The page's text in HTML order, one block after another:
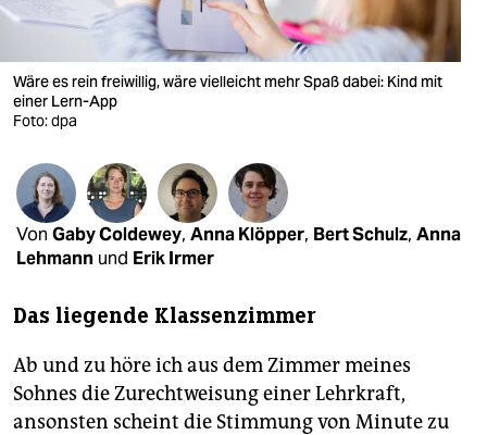
verlag
verlag
veranstaltungen
shop
fragen & hilfe
unterstützen
genossenschaft
epaper login
Wäre es rein freiwillig, wäre vielleicht mehr Spaß dabei: Kind mit
einer Lern-App
Foto: dpa
Von Gaby Coldewey, Anna Klöpper, Bert Schulz, Anna
Lehmann und Erik Irmer
Das liegende Klassenzimmer
Ab und zu höre ich aus dem Zimmer meines
Sohnes die Zurechtweisung einer Lehrkraft,
ansonsten scheint die Stimmung von Minute zu